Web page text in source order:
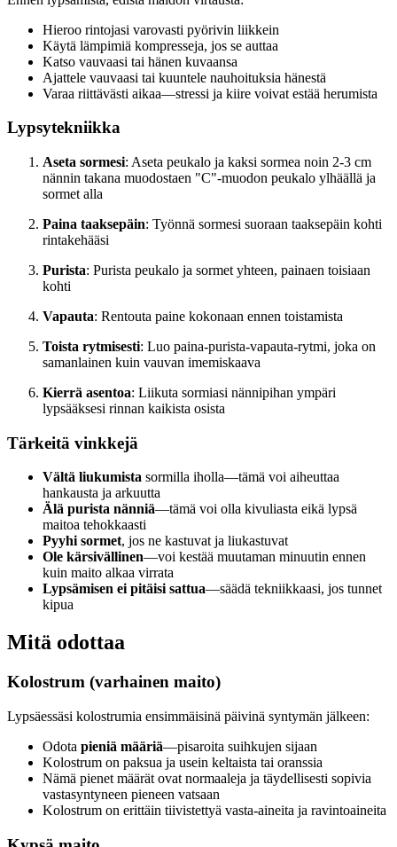
Hieroo rintojasi varovasti pyörivin liikkein
Käytä lämpimiä kompresseja, jos se auttaa
Katso vauvaasi tai hänen kuvaansa
Ajattele vauvaasi tai kuuntele nauhoituksia hänestä
Varaa riittävästi aikaa—stressi ja kiire voivat estää herumista
Lypsytekniikka
Aseta sormesi: Aseta peukalo ja kaksi sormea noin 2-3 cm
nännin takana muodostaen "C"-muodon peukalo ylhäällä ja
sormet alla
Paina taaksepäin: Työnnä sormesi suoraan taaksepäin kohti
rintakehääsi
Purista: Purista peukalo ja sormet yhteen, painaen toisiaan
kohti
Vapauta: Rentouta paine kokonaan ennen toistamista
Toista rytmisesti: Luo paina-purista-vapauta-rytmi, joka on
samanlainen kuin vauvan imemiskaava
Kierrä asentoa: Liikuta sormiasi nännipihan ympäri
lypsääksesi rinnan kaikista osista
Tärkeitä vinkkejä
Vältä liukumista sormilla iholla—tämä voi aiheuttaa
hankausta ja arkuutta
Älä purista nänniä—tämä voi olla kivuliasta eikä lypsä
maitoa tehokkaasti
Pyyhi sormet, jos ne kastuvat ja liukastuvat
Ole kärsivällinen—voi kestää muutaman minuutin ennen
kuin maito alkaa virrata
Lypsämisen ei pitäisi sattua—säädä tekniikkaasi, jos tunnet
kipua
Mitä odottaa
Kolostrum (varhainen maito)
Lypsäessäsi kolostrumia ensimmäisinä päivinä syntymän jälkeen:
Odota pieniä määriä—pisaroita suihkujen sijaan
Kolostrum on paksua ja usein keltaista tai oranssia
Nämä pienet määrät ovat normaaleja ja täydellisesti sopivia
vastasyntyneen pieneen vatsaan
Kolostrum on erittäin tiivistettyä vasta-aineita ja ravintoaineita